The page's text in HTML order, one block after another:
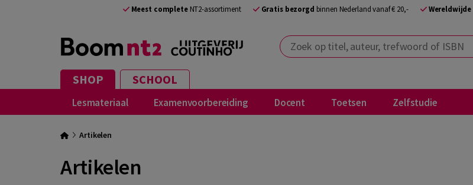
Meest completeNT2-assortiment Gratis bezorgd binnen Nederland vanaf € 20,-
Zoek op titel, auteur, trefwoord of ISBN
SHOP SCHOOL
Lesmateriaal Examenvoorbereiding Docent Toetsen Zelfstudie
Artikelen
Artikelen